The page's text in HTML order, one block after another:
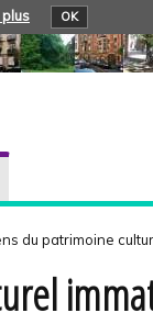
OK
du patrimoine